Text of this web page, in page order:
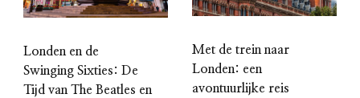
Londen en de
Swinging Sixties: De
Tijd van The Beatles en
Met de trein naar
Londen: een
avontuurlijke reis